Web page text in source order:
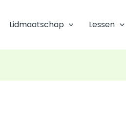
Lidmaatschap Lessen